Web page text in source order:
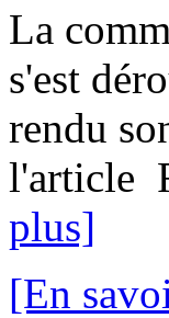
La
s'est
rendu
l'article
plus]
[En